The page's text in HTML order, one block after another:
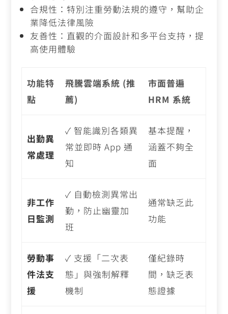
合規性：特別注重勞動法規的遵守，幫助企
業降低法律風險
友善性：直觀的介面設計和多平台支持，提
高使用體驗
功能特
點
飛騰雲端系統 (推
薦)
市面普遍
HRM 系統
出勤異
常處理
✓ 智能識別各類異
常並即時 App 通
知
基本提醒，
涵蓋不夠全
面
非工作
日監測
✓ 自動檢測異常出
勤，防止幽靈加
班
通常缺乏此
功能
勞動事
件法支
援
✓ 支援「二次表
態」與強制解釋
機制
僅紀錄時
間，缺乏表
態證據